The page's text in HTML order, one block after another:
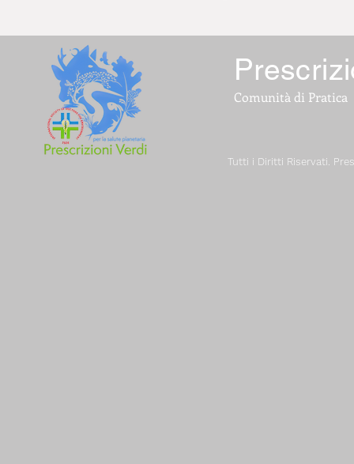
Comunità di Pratica
Tutti i Diritti Riservati.